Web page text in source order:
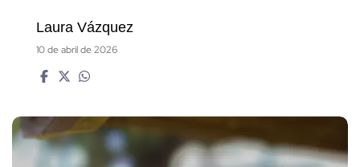
Laura Vázquez
10 de abril de 2026